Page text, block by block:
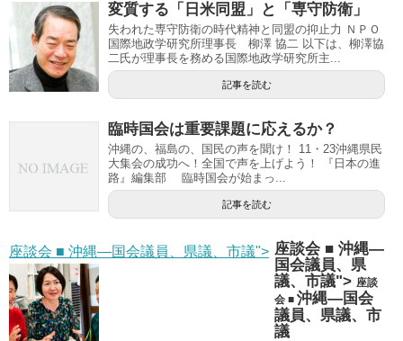
変質する「日米同盟」と「専守防衛」
失われた専守防衛の時代精神と同盟の抑止力 ＮＰＯ
国際地政学研究所理事長 柳澤 協二 以下は、柳澤協
二氏が理事長を務める国際地政学研究所主...
記事を読む
臨時国会は重要課題に応えるか？
沖縄の、福島の、国民の声を聞け！ 11・23沖縄県民
大集会の成功へ！全国で声を上げよう！ 『日本の進
路』編集部 臨時国会が始まっ...
記事を読む
座談会 ■ 沖縄―国会議員、県議、市議"> 座談会 ■ 沖縄―
国会議員、県
議、市議"> 座談
会 ■ 沖縄―国会
議員、県議、市
議